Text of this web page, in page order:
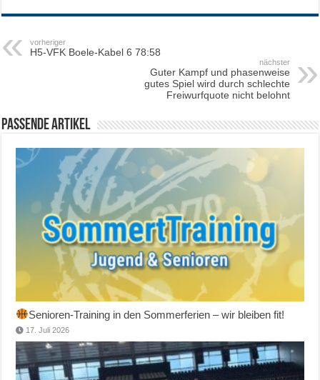
vorheriger
H5-VFK Boele-Kabel 6 78:58
nächster
Guter Kampf und phasenweise
gutes Spiel wird durch schlechte
Freiwurfquote nicht belohnt
Passende Artikel
Senioren-Training in den Sommerferien – wir bleiben fit!
17. Juli 2026